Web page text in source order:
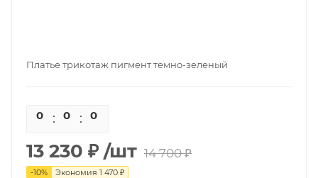
Платье трикотаж пигмент темно-зеленый
0 0 0
13 230 ₽ /шт 14 700 ₽
-10% Экономия 1 470 ₽